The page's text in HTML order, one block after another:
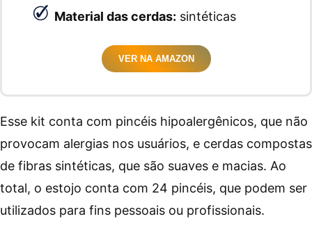
Material das cerdas: sintéticas
VER NA AMAZON
Esse kit conta com pincéis hipoalergênicos, que não
provocam alergias nos usuários, e cerdas compostas
de fibras sintéticas, que são suaves e macias. Ao
total, o estojo conta com 24 pincéis, que podem ser
utilizados para fins pessoais ou profissionais.